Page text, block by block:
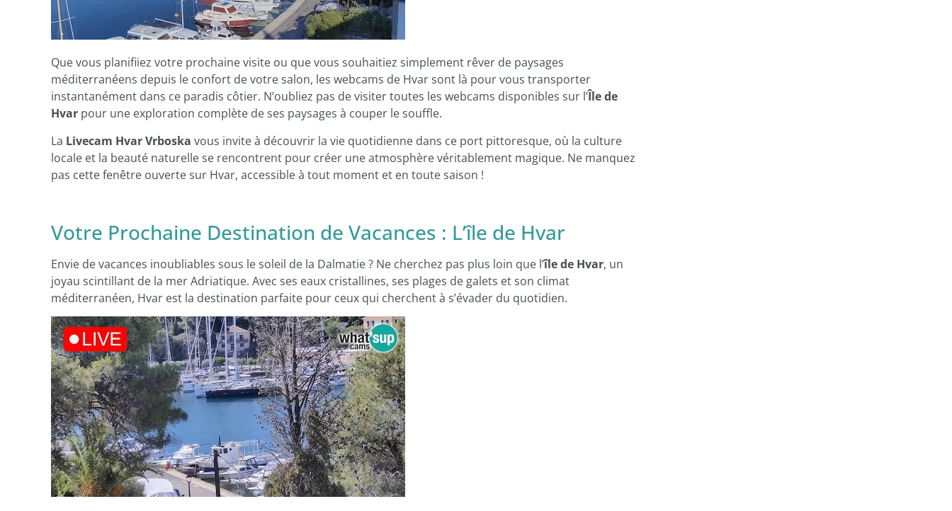
Que vous planifiiez votre prochaine visite ou que vous souhaitiez simplement rêver de paysages
méditerranéens depuis le confort de votre salon, les webcams de Hvar sont là pour vous transporter
instantanément dans ce paradis côtier. N’oubliez pas de visiter toutes les webcams disponibles sur l’Île de
Hvar pour une exploration complète de ses paysages à couper le souffle.
La Livecam Hvar Vrboska vous invite à découvrir la vie quotidienne dans ce port pittoresque, où la culture
locale et la beauté naturelle se rencontrent pour créer une atmosphère véritablement magique. Ne manquez
pas cette fenêtre ouverte sur Hvar, accessible à tout moment et en toute saison !
Votre Prochaine Destination de Vacances : L’île de Hvar
Envie de vacances inoubliables sous le soleil de la Dalmatie ? Ne cherchez pas plus loin que l’île de Hvar, un
joyau scintillant de la mer Adriatique. Avec ses eaux cristallines, ses plages de galets et son climat
méditerranéen, Hvar est la destination parfaite pour ceux qui cherchent à s’évader du quotidien.